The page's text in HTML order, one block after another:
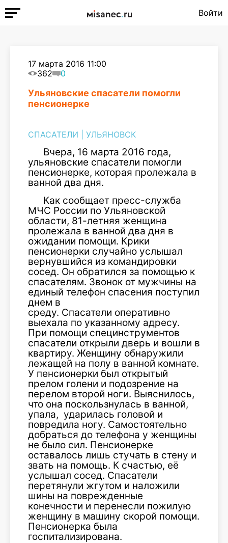
Войти
17 марта 2016 11:00
362
0
Ульяновские спасатели помогли
пенсионерке
СПАСАТЕЛИ УЛЬЯНОВСК
Вчера, 16 марта 2016 года,
ульяновские спасатели помогли
пенсионерке, которая пролежала в
ванной два дня.
Как сообщает пресс-служба
МЧС России по Ульяновской
области, 81-летняя женщина
пролежала в ванной два дня в
ожидании помощи. Крики
пенсионерки случайно услышал
вернувшийся из командировки
сосед. Он обратился за помощью к
спасателям. Звонок от мужчины на
единый телефон спасения поступил
днем в
среду. Спасатели оперативно
выехала по указанному адресу.
При помощи специнструментов
спасатели открыли дверь и вошли в
квартиру. Женщину обнаружили
лежащей на полу в ванной комнате.
У пенсионерки был открытый
прелом голени и подозрение на
перелом второй ноги. Выяснилось,
что она поскользнулась в ванной,
упала, ударилась головой и
повредила ногу. Самостоятельно
добраться до телефона у женщины
не было сил. Пенсионерке
оставалось лишь стучать в стену и
звать на помощь. К счастью, её
услышал сосед. Спасатели
перетянули жгутом и наложили
шины на поврежденные
конечности и перенесли пожилую
женщину в машину скорой помощи.
Пенсионерка была
госпитализирована.